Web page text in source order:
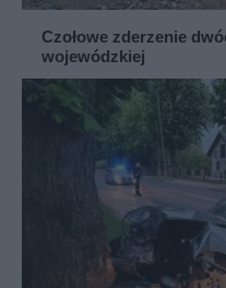
Czołowe zderzenie
wojewódzkiej